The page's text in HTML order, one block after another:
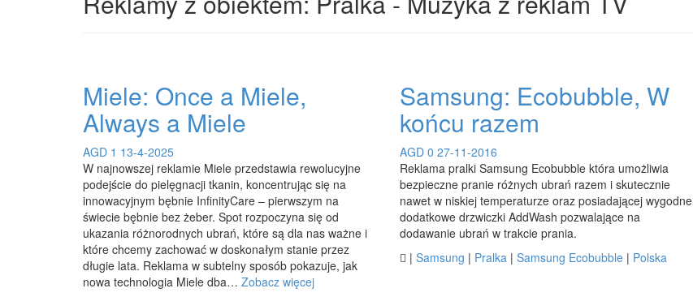
Miele: Once a Miele,
Always a Miele
AGD 1 13-4-2025
W najnowszej reklamie Miele przedstawia rewolucyjne
podejście do pielęgnacji tkanin, koncentrując się na
innowacyjnym bębnie InfinityCare – pierwszym na
świecie bębnie bez żeber. Spot rozpoczyna się od
ukazania różnorodnych ubrań, które są dla nas ważne i
które chcemy zachować w doskonałym stanie przez
długie lata. Reklama w subtelny sposób pokazuje, jak
nowa technologia Miele dba… Zobacz więcej
Samsung: Ecobubble, W
końcu razem
AGD 0 27-11-2016
Reklama pralki Samsung Ecobubble która umożliwia
bezpieczne pranie różnych ubrań razem i skutecznie
nawet w niskiej temperaturze oraz posiadającej wygodne
dodatkowe drzwiczki AddWash pozwalające na
dodawanie ubrań w trakcie prania.
 | Samsung | Pralka | Samsung Ecobubble | Polska